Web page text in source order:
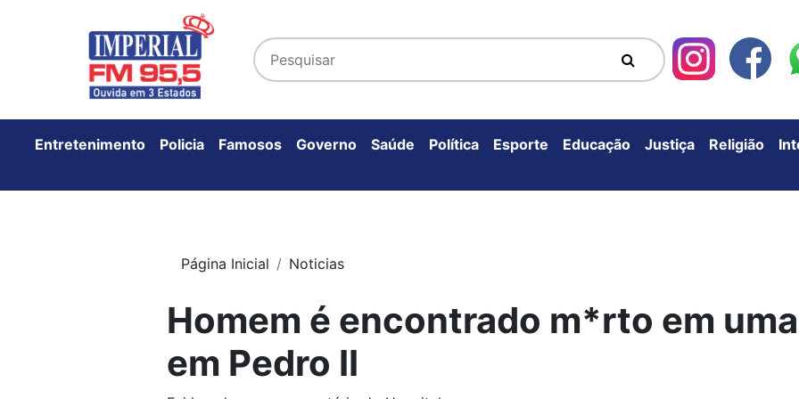
Entretenimento Policia Famosos Governo Saúde Política Esporte Educação Justiça Religião
Página Inicial Noticias
Homem é encontrado m*rto em
em Pedro II